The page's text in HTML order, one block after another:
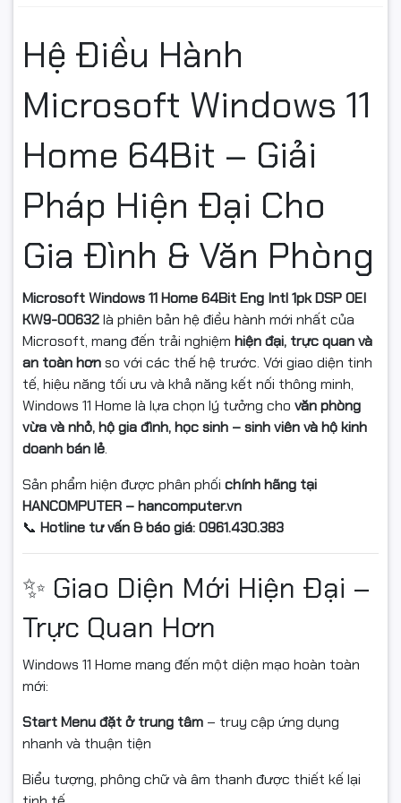
Hệ Điều Hành
Microsoft Windows 11
Home 64Bit – Giải
Pháp Hiện Đại Cho
Gia Đình & Văn Phòng
Microsoft Windows 11 Home 64Bit Eng Intl 1pk DSP OEI
KW9-00632là phiên bản hệ điều hành mới nhất của
Microsoft, mang đến trải nghiệm hiện đại, trực quan và
an toàn hơnso với các thế hệ trước. Với giao diện tinh
tế, hiệu năng tối ưu và khả năng kết nối thông minh,
Windows 11 Home là lựa chọn lý tưởng cho văn phòng
vừa và nhỏ, hộ gia đình, học sinh – sinh viên và hộ kinh
doanh bán lẻ.
Sản phẩm hiện được phân phối chính hãng tại
HANCOMPUTER – hancomputer.vn
📞 Hotline tư vấn & báo giá: 0961.430.383
✨ Giao Diện Mới Hiện Đại –
Trực Quan Hơn
Windows 11 Home mang đến một diện mạo hoàn toàn
mới:
Start Menu đặt ở trung tâm – truy cập ứng dụng
nhanh và thuận tiện
Biểu tượng, phông chữ và âm thanh được thiết kế lại
Nhân Hóa Trải Nghiệm
Tính năngWidgettrên Windows 11 Home cho phép bạn:
Cá nhân hóa nội dung nhờ công nghệ AI
Cập nhật thông tin quan trọng chỉ trong một thao tác
Giúp người dùng tiết kiệm thời gian và quản lý công việc hiệu
quả hơn.
🔐 Bảo Mật Tối Ưu – An Tâm
Sử Dụng
Windows 11 Home được nâng cấp mạnh mẽ về bảo mật:
Tích hợp các tiêu chuẩn bảo mật mới
Bảo vệ dữ liệu cá nhân và quyền riêng tư
Phù hợp cho môi trường gia đình và văn phòng nhỏ
📌 Phiên Bản Windows 11
Home Phù Hợp Với Ai?
✔ Hộ gia đình
✔ Học sinh – sinh viên
✔ Văn phòng vừa và nhỏ
✔ Người dùng cá nhân cần hệ điều hành ổn định, dễ sử dụng
📊 Thông Tin Sản Phẩm